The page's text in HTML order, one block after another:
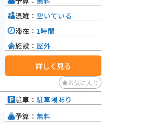
混雑： 空いている
滞在： 1時間
施設： 屋外
詳しく見る
お気に入り
駐車： 駐車場あり
予算： 無料